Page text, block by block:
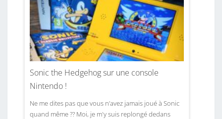
Sonic the Hedgehog sur une console
Nintendo !
Ne me dites pas que vous n’avez jamais joué à Sonic
quand même ?? Moi, je m'y suis replongé dedans